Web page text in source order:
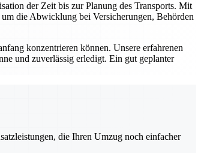
der Zeit bis zur Planung des Transports. Mit
die Abwicklung bei Versicherungen, Behörden
konzentrieren können. Unsere erfahrenen
und zuverlässig erledigt. Ein gut geplanter
die Ihren Umzug noch einfacher